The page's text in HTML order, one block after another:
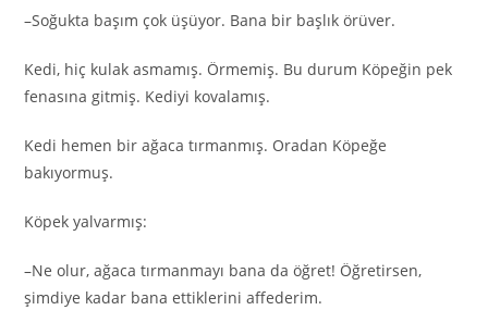
–Soğukta başım çok üşüyor. Bana bir başlık örüver.
Kedi, hiç kulak asmamış. Örmemiş. Bu durum Köpeğin pek
fenasına gitmiş. Kediyi kovalamış.
Kedi hemen bir ağaca tırmanmış. Oradan Köpeğe
bakıyormuş.
Köpek yalvarmış:
–Ne olur, ağaca tırmanmayı bana da öğret! Öğretirsen,
şimdiye kadar bana ettiklerini affederim.